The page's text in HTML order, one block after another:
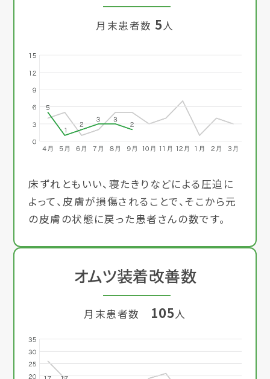
月末患者数 5 人
床ずれともいい、寝たきりなどによる圧迫に
よって、皮膚が損傷されることで、そこから元
の皮膚の状態に戻った患者さんの数です。
オムツ装着改善数
月末患者数 105 人